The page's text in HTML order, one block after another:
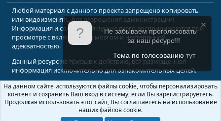
Любой материал с данного проекта запрещено копировать
или видоизменять без разрешения администрации!
Информация и сообщения лучше всего воспринимаются при
просмотре с включенным мозгом и неутерянной
адекватностью.
Данный ресурс не призыв к действию, вся размещенная
информация исключительно для ознакомительных целей.
© 2008-2026 Форум Абырвалг.нет - подводная охота, дайвинг, туризм
Перевод: XenForo.Info
Не забываем проголосовать
за наш ресурс!!!
Тема по голосованию тут
На данном сайте используются файлы cookie, чтобы персонализировать
контент и сохранить Ваш вход в систему, если Вы зарегистрируетесь.
Продолжая использовать этот сайт, Вы соглашаетесь на использование
наших файлов cookie.